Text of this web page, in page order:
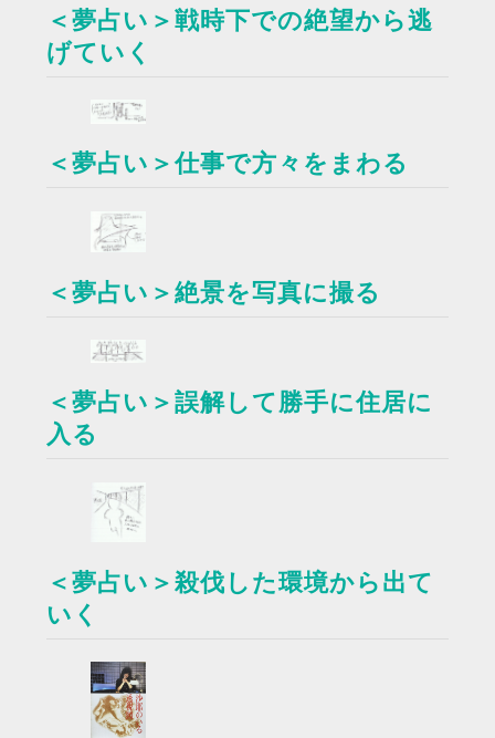
＜夢占い＞戦時下での絶望から逃
げていく
＜夢占い＞仕事で方々をまわる
＜夢占い＞絶景を写真に撮る
＜夢占い＞誤解して勝手に住居に
入る
＜夢占い＞殺伐した環境から出て
いく